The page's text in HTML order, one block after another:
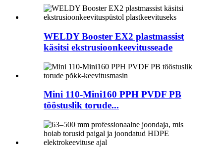
WELDY Booster EX2 plastmassist
käsitsi ekstrusioonkeevitusseade
Mini 110-Mini160 PPH PVDF PB
tööstuslik torude...